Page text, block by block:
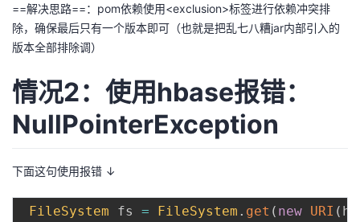
==解决思路==：pom依赖使用<exclusion>标签进行依赖冲突排
除，确保最后只有一个版本即可（也就是把乱七八糟jar内部引入的
版本全部排除调）
情况2：使用hbase报错：
NullPointerException
下面这句使用报错 ↓
FileSystem fs = FileSystem . get ( new URI (